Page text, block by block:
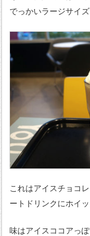
でっかいラージサイズ
これはアイスチョコ
ートドリンクにホイ
味はアイスココアっ